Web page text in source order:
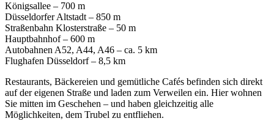
Königsallee – 700 m
Düsseldorfer Altstadt – 850 m
Straßenbahn Klosterstraße – 50 m
Hauptbahnhof – 600 m
Autobahnen A52, A44, A46 – ca. 5 km
Flughafen Düsseldorf – 8,5 km
Restaurants, Bäckereien und gemütliche Cafés befinden sich direkt
auf der eigenen Straße und laden zum Verweilen ein. Hier wohnen
Sie mitten im Geschehen – und haben gleichzeitig alle
Möglichkeiten, dem Trubel zu entfliehen.